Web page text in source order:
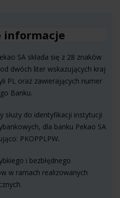
informacje
SA składa się z 28 znaków
dwóch liter wskazujących kraj
PL oraz zawierających numer
Banku.
służy do identyfikacji instytucji
dla banku Pekao SA
PKOPPLPW.
i bezbłędnego
w ramach realizowanych